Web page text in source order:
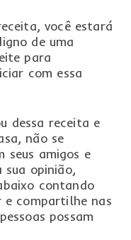
você estará
de uma
para
com essa
dessa receita e
não se
seus amigos e
sua opinião,
contando
e compartilhe nas
possam